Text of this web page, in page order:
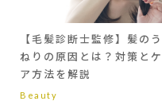
【毛髪診断士監修】髪のう
ねりの原因とは？対策とケ
ア方法を解説
Beauty